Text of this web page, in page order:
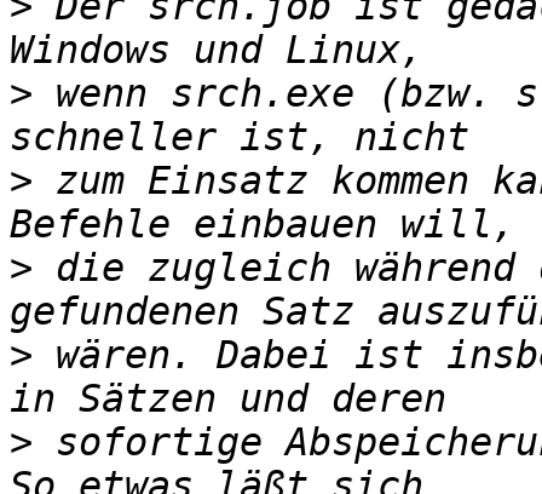
> wenn srch.exe (bzw.
> zum Einsatz kommen
> die zugleich während
> wären. Dabei ist
> sofortige